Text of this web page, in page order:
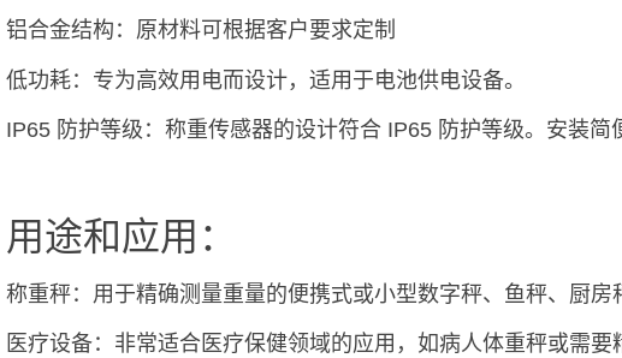
铝合金结构：原材料可根据客户要求定制
低功耗：专为高效用电而设计，适用于电池供电设备。
IP65 防护等级：称重传感器的设计符合 IP65 防护等级。安装简
用途和应用：
称重秤：用于精确测量重量的便携式或小型数字秤、鱼秤、厨房
医疗设备：非常适合医疗保健领域的应用，如病人体重秤或需要